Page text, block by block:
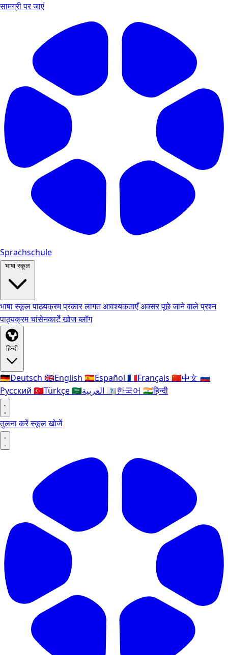
सामग्री पर जाएं
Sprachschule
भाषा स्कूल
भाषा स्कूलपाठ्यक्रम प्रकारलागतआवश्यकताएँअक्सर पूछे जाने वाले प्रश्न
पाठ्यक्रमचांसेनकार्टेखोजब्लॉग
हिन्दी
🇩🇪Deutsch 🇬🇧English 🇪🇸Español 🇫🇷Français 🇨🇳中文 🇷🇺
Русский 🇹🇷Türkçe🇸🇦 🇰🇷한국어 🇮🇳हिन्दी
तुलना करेंस्कूल खोजें